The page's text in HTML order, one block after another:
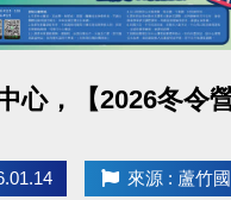
民運動中心
心，【2026冬令
來源 : 蘆竹